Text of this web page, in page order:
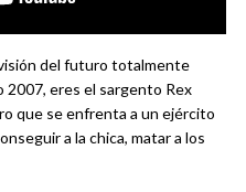
del futuro totalmente
2007, eres el sargento Rex
que se enfrenta a un ejército
a la chica, matar a los